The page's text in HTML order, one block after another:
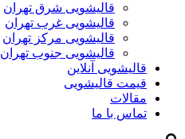
قالیشویی شرق تهران
قالیشویی غرب تهران
قالیشویی مرکز تهران
قالیشویی جنوب تهران
قالیشویی آنلاین
قیمت قالیشویی
مقالات
تماس با ما